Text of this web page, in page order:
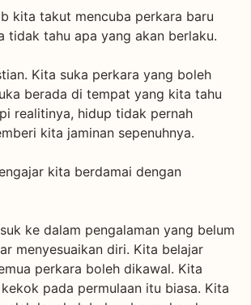
kita takut mencuba perkara baru
tidak tahu apa yang akan berlaku.
Kita suka perkara yang boleh
berada di tempat yang kita tahu
realitinya, hidup tidak pernah
kita jaminan sepenuhnya.
kita berdamai dengan
ke dalam pengalaman yang belum
menyesuaikan diri. Kita belajar
perkara boleh dikawal. Kita
pada permulaan itu biasa. Kita